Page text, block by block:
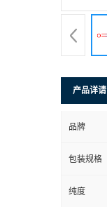
产品详请
品牌
包装规格
纯度